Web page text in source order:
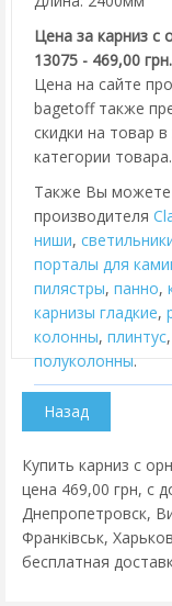
Цена за карниз с
13075 - 469,00 грн.
Цена на сайте
bagetoff также
скидки на товар
категории товара.
Также Вы можете
производителя
ниши,
порталы для
пилястры, панно,
карнизы гладкие,
колонны, плинтус,
полуколонны.
Купить карниз с
цена 469,00 грн, с
Днепропетровск,
Франківськ,
бесплатная